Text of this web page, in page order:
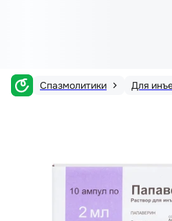
Спазмолитики Для